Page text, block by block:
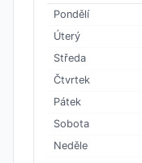
Pondělí
Úterý
Středa
Čtvrtek
Pátek
Sobota
Neděle